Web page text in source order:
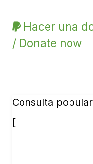
Hacer una
/ Donate now
Consulta
[